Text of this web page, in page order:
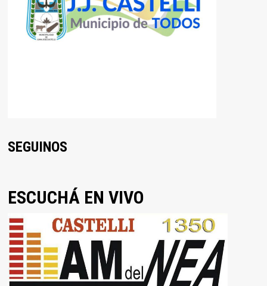
SEGUINOS
ESCUCHÁ EN VIVO